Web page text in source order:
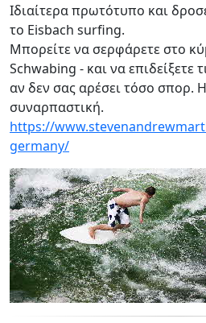
Ιδιαίτερα πρωτότυπο και
το Eisbach surfing.
Μπορείτε να σερφάρετε στο
Schwabing - και να επιδείξετε
αν δεν σας αρέσει τόσο σπορ.
συναρπαστική.
https://
germany/